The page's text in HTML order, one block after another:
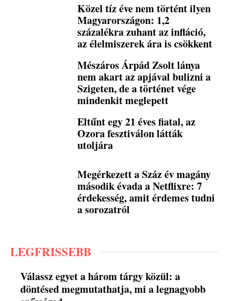
Közel tíz éve nem történt ilyen
Magyarországon: 1,2
százalékra zuhant az infláció,
az élelmiszerek ára is csökkent
Mészáros Árpád Zsolt lánya
nem akart az apjával bulizni a
Szigeten, de a történet vége
mindenkit meglepett
Eltűnt egy 21 éves fiatal, az
Ozora fesztiválon látták
utoljára
Megérkezett a Száz év magány
második évada a Netflixre: 7
érdekesség, amit érdemes tudni
a sorozatról
LEGFRISSEBB
Válassz egyet a három tárgy közül: a
döntésed megmutathatja, mi a legnagyobb